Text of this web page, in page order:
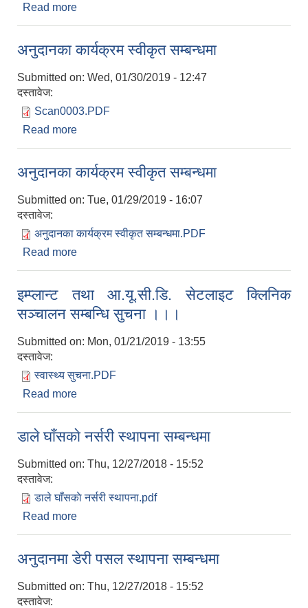
Read more
अनुदानका कार्यक्रम स्वीकृत सम्बन्धमा
Submitted on: Wed, 01/30/2019 - 12:47
दस्तावेज:
Scan0003.PDF
Read more
अनुदानका कार्यक्रम स्वीकृत सम्बन्धमा
Submitted on: Tue, 01/29/2019 - 16:07
दस्तावेज:
अनुदानका कार्यक्रम स्वीकृत सम्बन्धमा.PDF
Read more
इम्प्लान्ट तथा आ‍‍.यू.सी.डि. सेटलाइट क्लिनिक
सञ्चालन सम्बन्धि सुचना ।।।
Submitted on: Mon, 01/21/2019 - 13:55
दस्तावेज:
स्वास्थ्य सुचना.PDF
Read more
डाले घाँसकाे नर्सरी स्थापना सम्बन्धमा
Submitted on: Thu, 12/27/2018 - 15:52
दस्तावेज:
डाले घाँसकाे नर्सरी स्थापना.pdf
Read more
अनुदानमा डेरी पसल स्थापना सम्बन्धमा
Submitted on: Thu, 12/27/2018 - 15:52
दस्तावेज: